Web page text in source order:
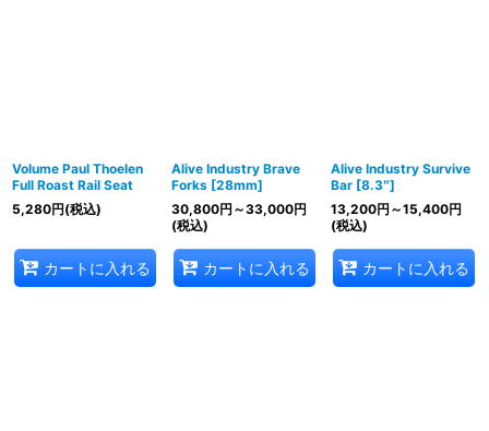
Volume Paul Thoelen
Full Roast Rail Seat
5,280円(税込)
カートに入れる
Alive Industry Brave
Forks [28mm]
30,800円 ～33,000円
(税込)
カートに入れる
Alive Industry Survive
Bar [8.3″]
13,200円 ～15,400円
(税込)
カートに入れる